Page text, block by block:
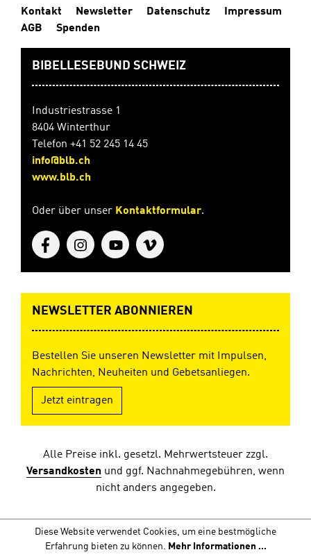
Kontakt Newsletter Datenschutz
Impressum
AGB
Spenden
BIBELLESEBUND SCHWEIZ
Industriestrasse 1
8404 Winterthur
Telefon +41 52 245 14 45
info@blb.ch
www.blb.ch
Oder über unser Kontaktformular.
NEWSLETTER ABONNIEREN
Bestellen Sie unseren Newsletter mit Impulsen,
Nachrichten, Neuheiten und Gebetsanliegen.
Jetzt eintragen
Alle Preise inkl. gesetzl. Mehrwertsteuer zzgl.
Versandkosten und ggf. Nachnahmegebühren, wenn
nicht anders angegeben.
Diese Website verwendet Cookies, um eine bestmögliche
Erfahrung bieten zu können. Mehr Informationen ...